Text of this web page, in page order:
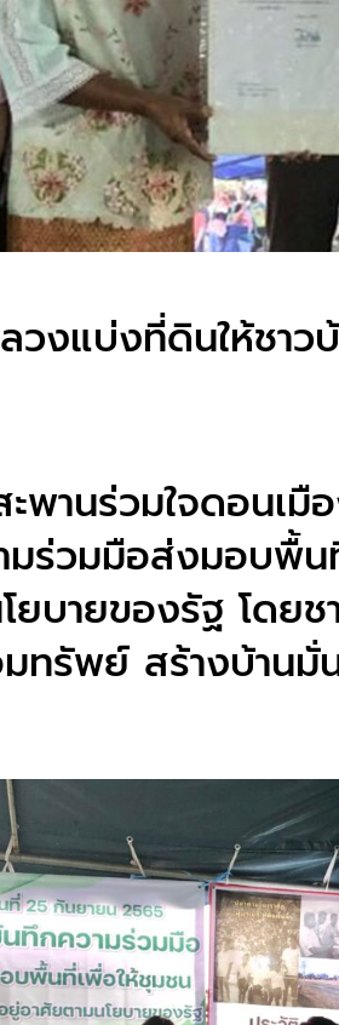
งแบ่งที่ดินให้ชาวบ้
พานร่วมใจดอนเมื
มร่วมมือส่งมอบพื้
ยบายของรัฐ โดยช
ทรัพย์ สร้างบ้านมั่